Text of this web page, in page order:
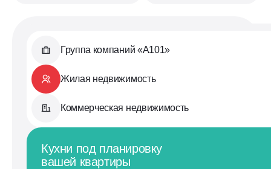
Группа компаний «А101»
Жилая недвижимость
Коммерческая недвижимость
Кухни под планировку
вашей квартиры